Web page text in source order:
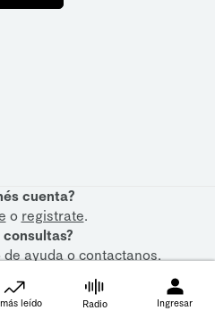
cuenta?
o registrate.
consultas?
ayudaocontactanos.
leído Radio Ingresar